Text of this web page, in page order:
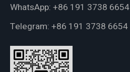
WhatsApp: +86 191 3738 6654
Telegram: +86 191 3738 6654